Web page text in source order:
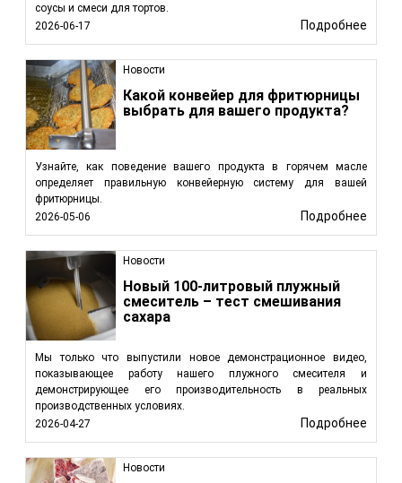
соусы и смеси для тортов.
2026-06-17
Подробнее
Новости
Какой конвейер для фритюрницы
выбрать для вашего продукта?
Узнайте, как поведение вашего продукта в горячем масле
определяет правильную конвейерную систему для вашей
фритюрницы.
2026-05-06
Подробнее
Новости
Новый 100-литровый плужный
смеситель – тест смешивания
сахара
Мы только что выпустили новое демонстрационное видео,
показывающее работу нашего плужного смесителя и
демонстрирующее его производительность в реальных
производственных условиях.
2026-04-27
Подробнее
Новости